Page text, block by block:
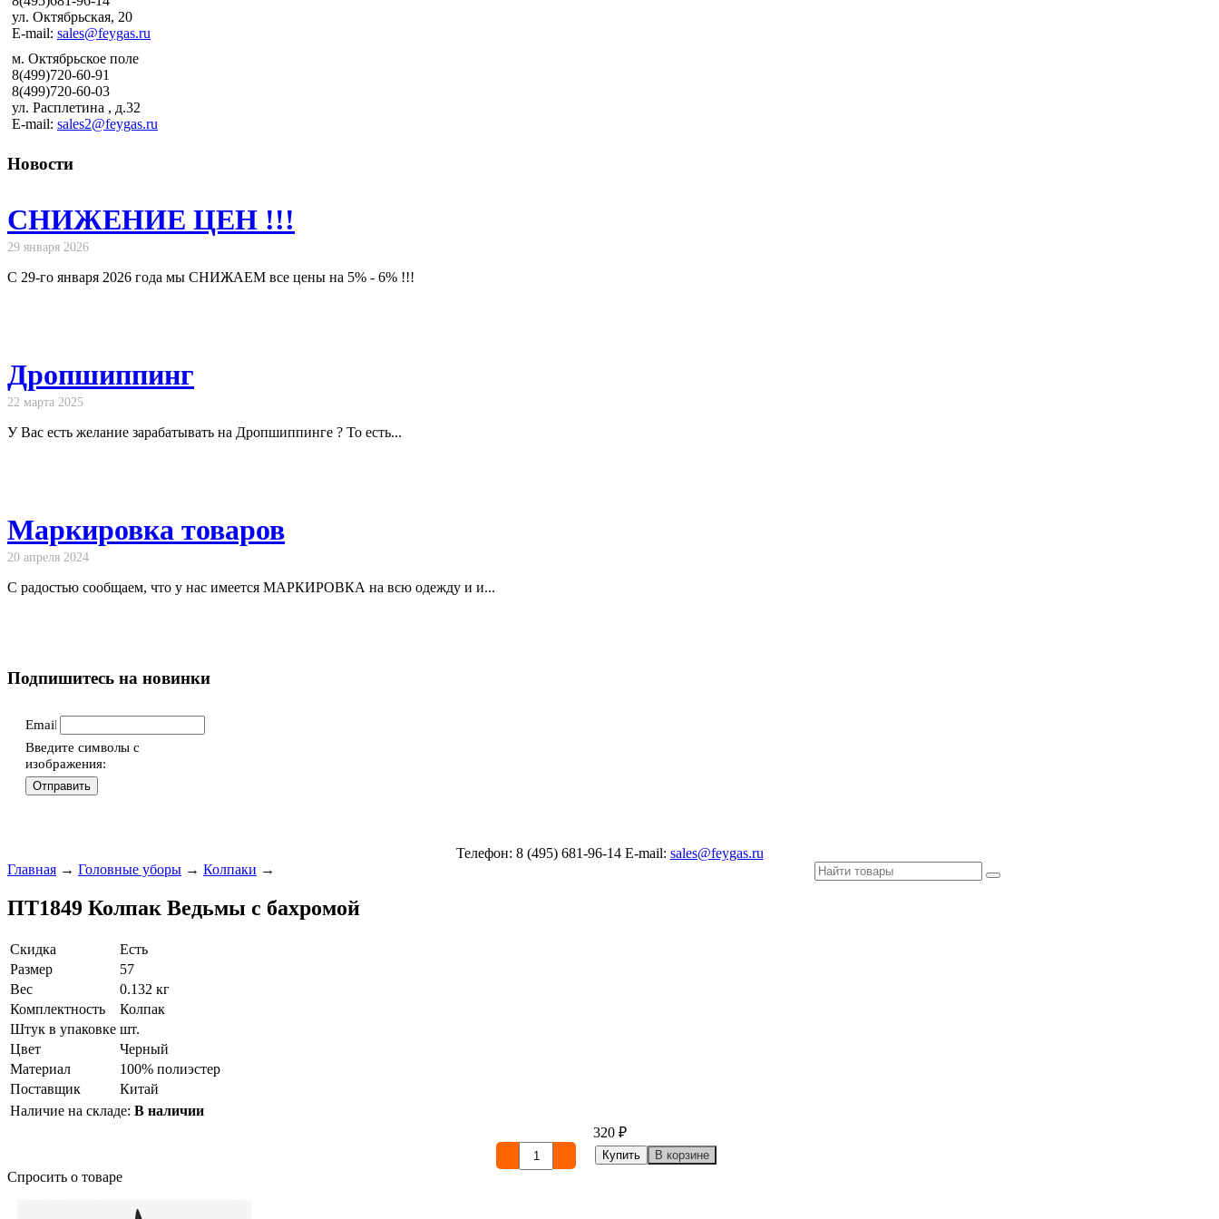
ул. Октябрьская, 20
E-mail: sales@feygas.ru
м. Октябрьское поле
8(499)720-60-91
8(499)720-60-03
ул. Расплетина , д.32
E-mail: sales2@feygas.ru
Новости
СНИЖЕНИЕ ЦЕН !!!
29 января 2026
С 29-го января 2026 года мы СНИЖАЕМ все цены на 5% - 6% !!!
Дропшиппинг
22 марта 2025
У Вас есть желание зарабатывать на Дропшиппинге ? То есть...
Маркировка товаров
20 апреля 2024
С радостью сообщаем, что у нас имеется МАРКИРОВКА на всю одежду и и...
Подпишитесь на новинки
Email
Введите символы с
изображения:
Телефон: 8 (495) 681-96-14 E-mail: sales@feygas.ru
Главная → Головные уборы → Колпаки →
ПТ1849 Колпак Ведьмы с бахромой
Скидка
Есть
Размер
57
Вес
0.132 кг
Комплектность
Колпак
Штук в упаковке шт.
Цвет
Черный
Материал
100% полиэстер
Поставщик
Китай
Наличие на складе: В наличии
320 ₽
Спросить о товаре